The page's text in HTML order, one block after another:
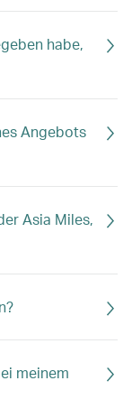
habe,
Angebots
Asia Miles,
meinem